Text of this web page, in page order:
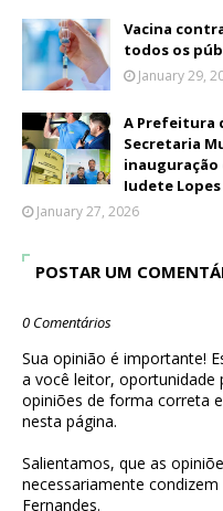
Vacina
todos os
January 29,
A Prefeitura
Secretaria
inauguração
Iudete
January 27, 2026
POSTAR UM
0 Comentários
Sua opinião é importante!
a você leitor, oportunidade
opiniões de forma correta
nesta página.
Salientamos, que as
necessariamente
Fernandes.